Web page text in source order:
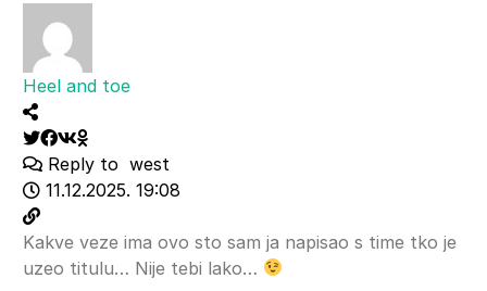
Heel and toe
Reply to west
11.12.2025. 19:08
Kakve veze ima ovo sto sam ja napisao s time tko je
uzeo titulu… Nije tebi lako…